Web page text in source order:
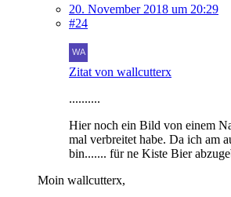
20. November 2018 um 20:29
#24
Zitat von wallcutterx
..........
Hier noch ein Bild von einem
mal verbreitet habe. Da ich am
bin....... für ne Kiste Bier
Moin wallcutterx,